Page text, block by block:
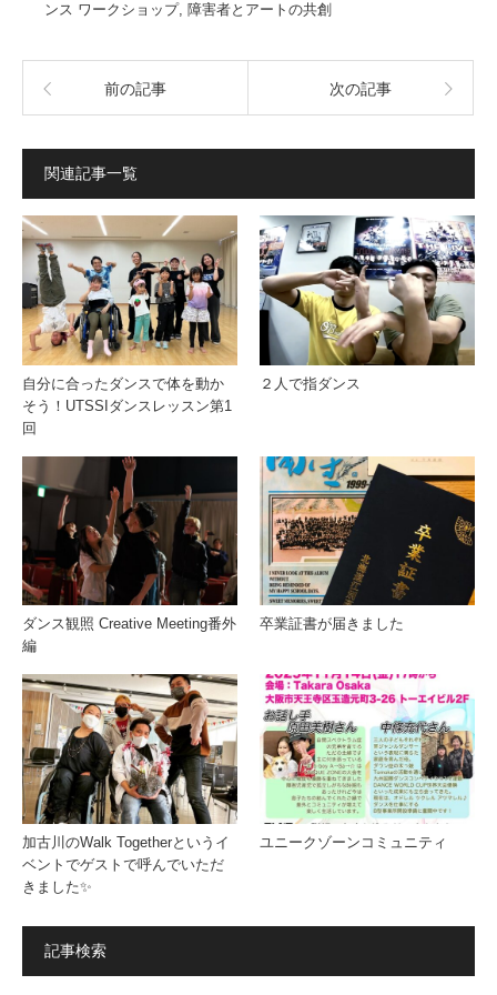
ンス ワークショップ, 障害者とアートの共創
前の記事 次の記事
関連記事一覧
自分に合ったダンスで体を動か
そう！UTSSIダンスレッスン第1
回
２人で指ダンス
ダンス観照 Creative Meeting番外
編
卒業証書が届きました
加古川のWalk Togetherというイ
ベントでゲストで呼んでいただ
きました✨
ユニークゾーンコミュニティ
記事検索